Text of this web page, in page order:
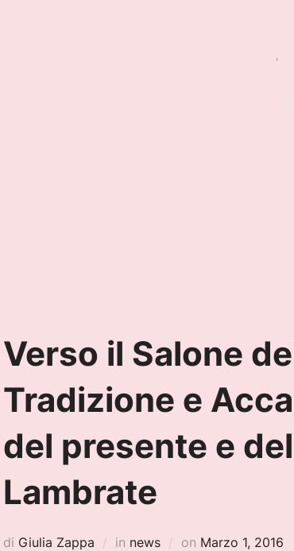
,
Verso il Salone
Tradizione e
del presente e
Lambrate
di Giulia Zappa in news on Pubblicato
Marzo 1, 2016